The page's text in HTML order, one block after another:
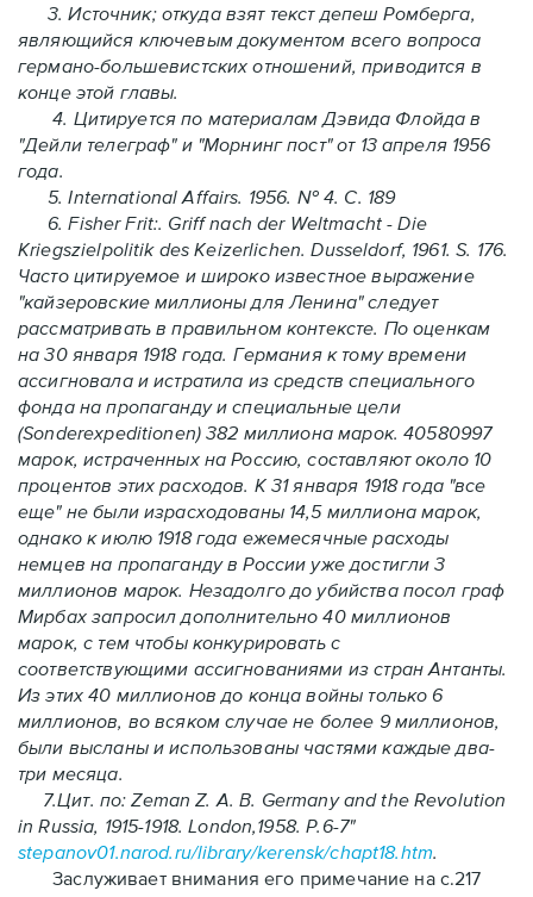
3. Источник; откуда взят текст депеш Ромберга,
являющийся ключевым документом всего вопроса
германо-большевистских отношений, приводится в
конце этой главы.
4. Цитируется по материалам Дэвида Флойда в
"Дейли телеграф" и "Морнинг пост" от 13 апреля 1956
года.
5. International Affairs. 1956. № 4. С. 189
6. Fisher Frit:. Griff nach der Weltmacht - Die
Kriegszielpolitik des Keizerlichen. Dusseldorf, 1961. S. 176.
Часто цитируемое и широко известное выражение
"кайзеровские миллионы для Ленина" следует
рассматривать в правильном контексте. По оценкам
на 30 января 1918 года. Германия к тому времени
ассигновала и истратила из средств специального
фонда на пропаганду и специальные цели
(Sonderexpeditionen) 382 миллиона марок. 40580997
марок, истраченных на Россию, составляют около 10
процентов этих расходов. К 31 января 1918 года "все
еще" не были израсходованы 14,5 миллиона марок,
однако к июлю 1918 года ежемесячные расходы
немцев на пропаганду в России уже достигли 3
миллионов марок. Незадолго до убийства посол граф
Мирбах запросил дополнительно 40 миллионов
марок, с тем чтобы конкурировать с
соответствующими ассигнованиями из стран Антанты.
Из этих 40 миллионов до конца войны только 6
миллионов, во всяком случае не более 9 миллионов,
были высланы и использованы частями каждые два-
три месяца.
7.Цит. по: Zeman Z. А. В. Germany and the Revolution
in Russia, 1915-1918. London,1958. P.6-7"
stepanov01.narod.ru/library/kerensk/chapt18.htm.
Заслуживает внимания его примечание на с.217